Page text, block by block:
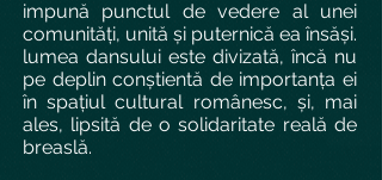
impună punctul de vedere al unei
comunități, unită și puternică ea însăși.
lumea dansului este divizată, încă nu
pe deplin conștientă de importanța ei
în spațiul cultural românesc, și, mai
ales, lipsită de o solidaritate reală de
breaslă.